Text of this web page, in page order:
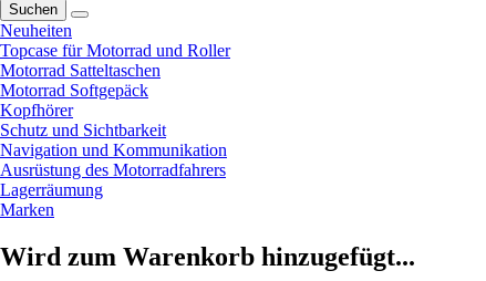
Suchen
Neuheiten
Topcase für Motorrad und Roller
Motorrad Satteltaschen
Motorrad Softgepäck
Kopfhörer
Schutz und Sichtbarkeit
Navigation und Kommunikation
Ausrüstung des Motorradfahrers
Lagerräumung
Marken
Wird zum Warenkorb hinzugefügt...